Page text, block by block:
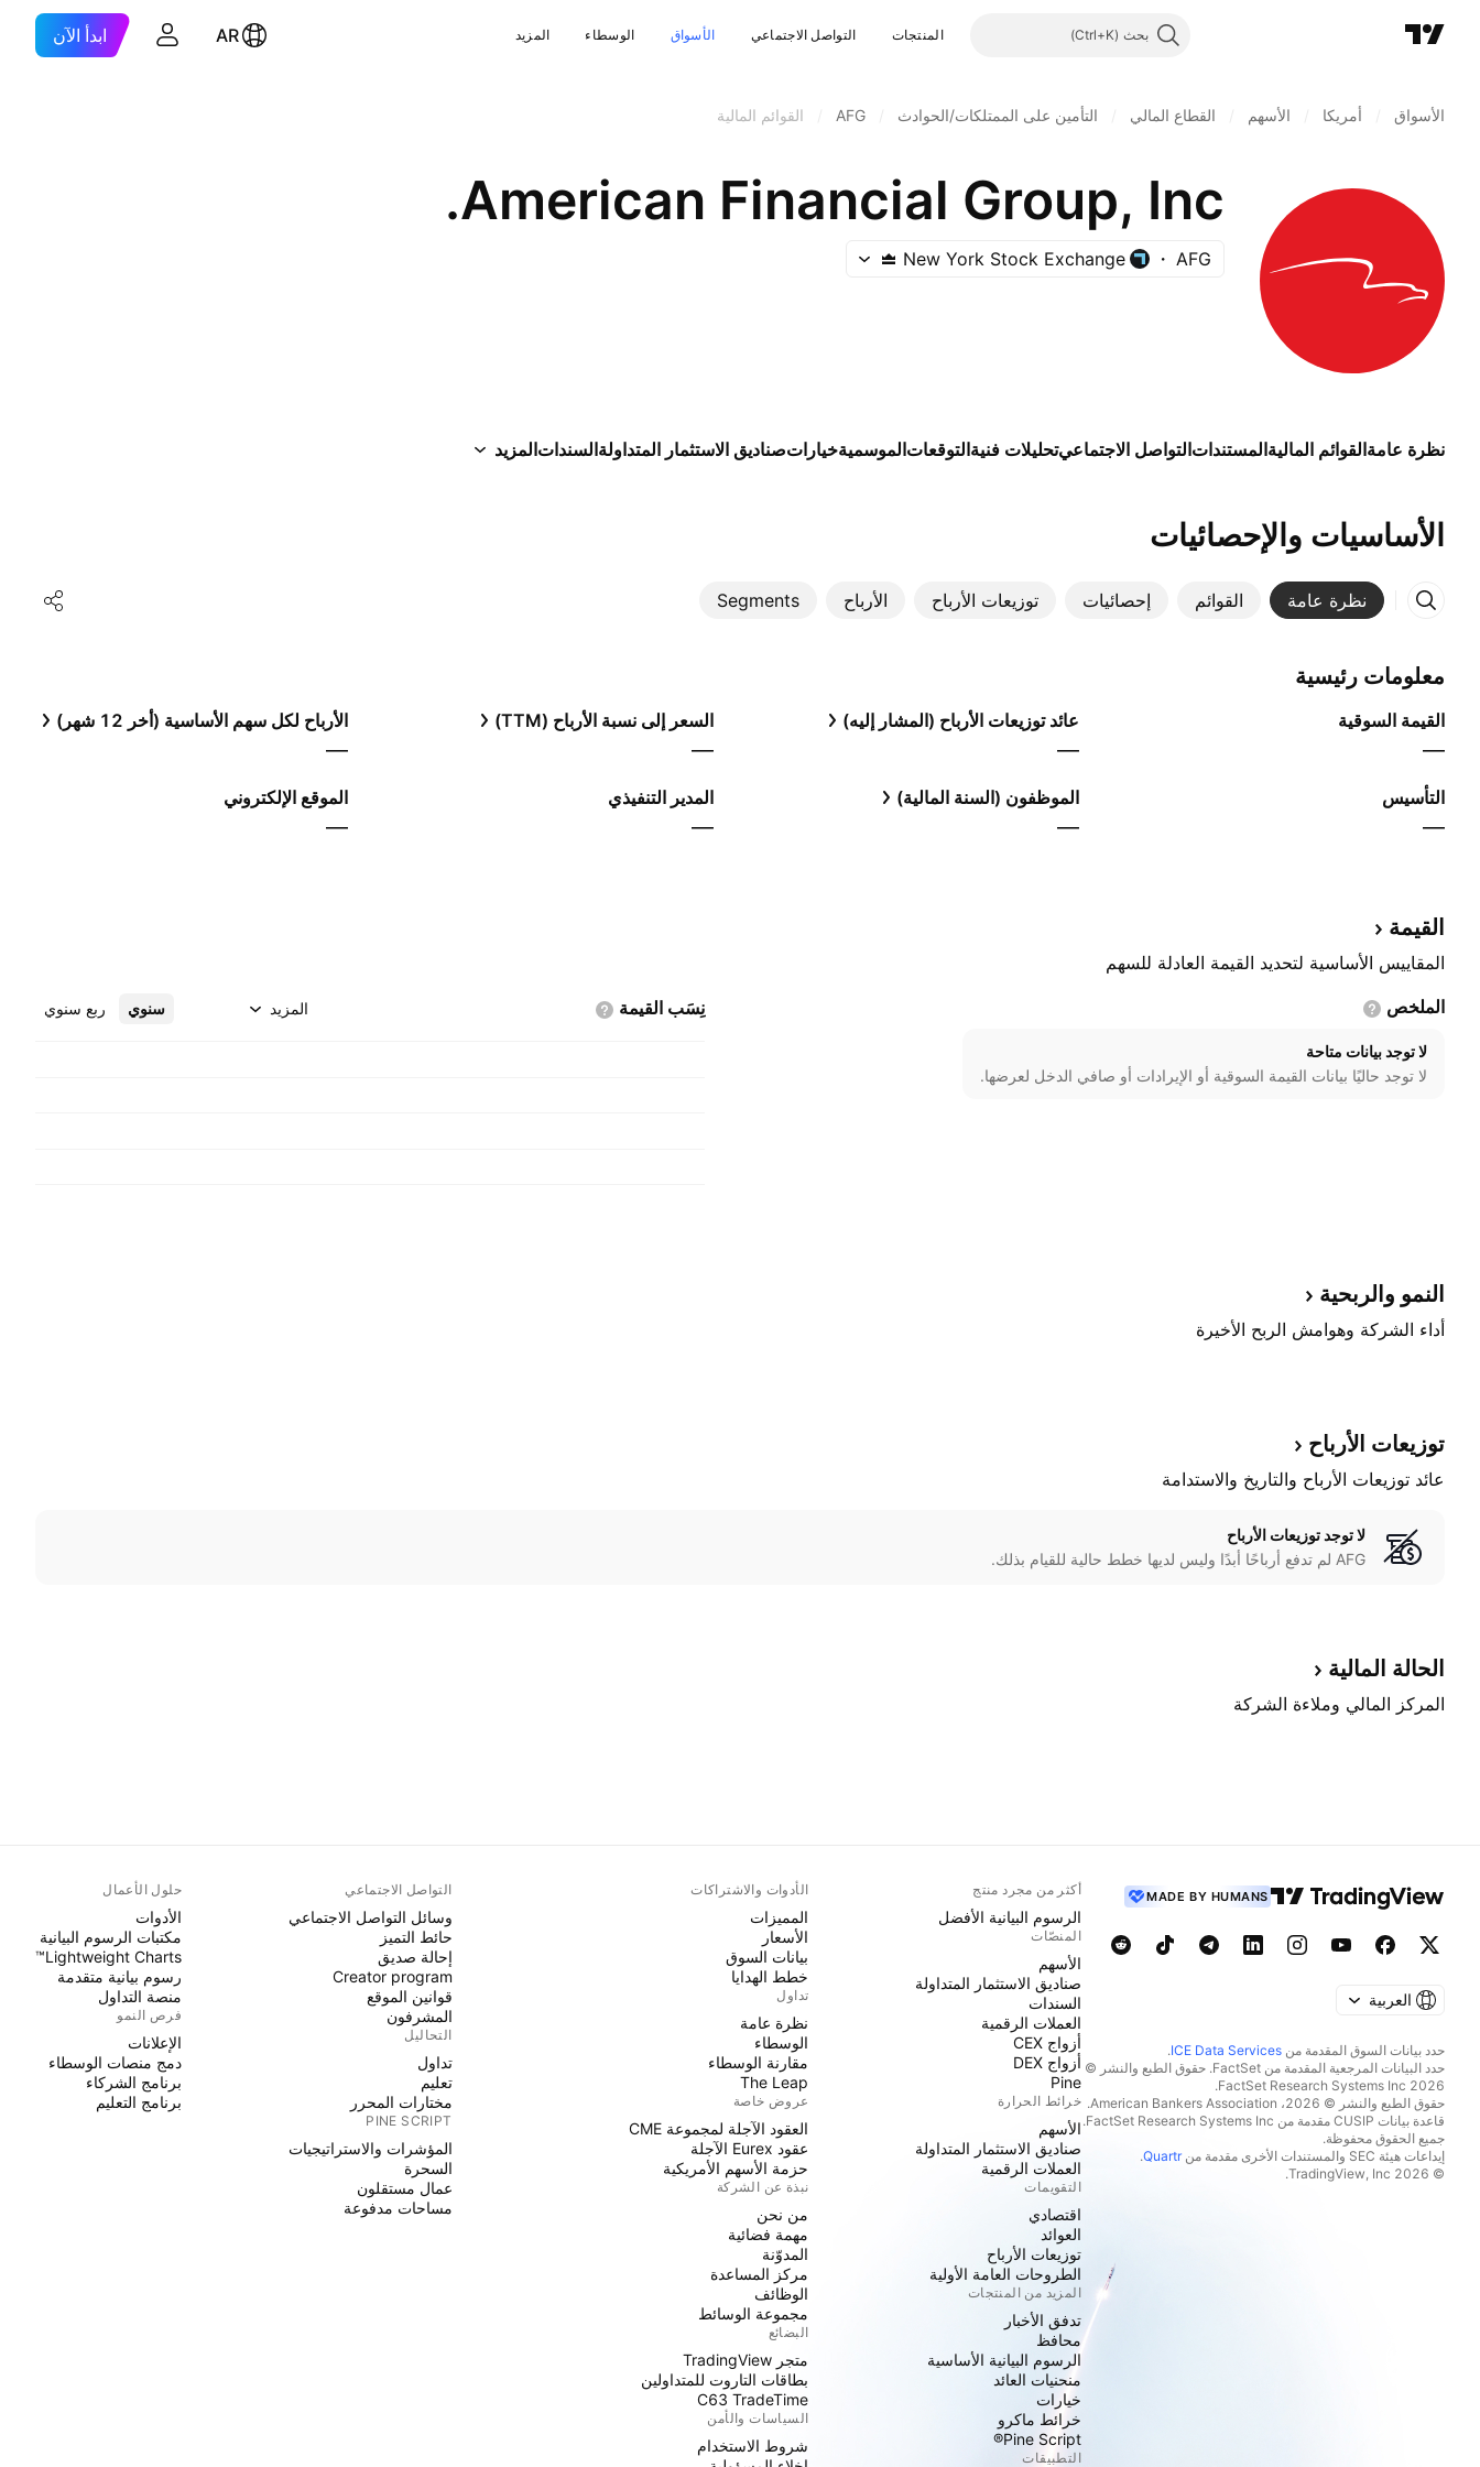
بحث المنتجات التواصل الاجتماعي الأسواق الوسطاء المزيد AR ابدأ الآن
الأسواق أمريكا الأسهم القطاع المالي التأمين على الممتلكات/الحوادث AFG القوائم المالية
American Financial Group, Inc.
AFG
New York Stock Exchange
نظرة عامةالقوائم الماليةالمستنداتالتواصل الاجتماعيتحليلات فنيةالتوقعاتالموسميةخياراتصناديق الاستثمار المتداولةالسنداتالمزيد
الأساسيات والإحصائيات
نظرة عامة القوائم إحصائيات توزيعات الأرباح الأرباح Segments
معلومات رئيسية
القيمة السوقية
—
عائد توزيعات الأرباح (المشار إليه)
—
السعر إلى نسبة الأرباح (TTM)
—
الأرباح لكل سهم الأساسية (أخر 12 شهر)
—
التأسيس
—
الموظفون (السنة المالية)
—
المدير التنفيذي
—
الموقع الإلكتروني
—
القيمة
المقاييس الأساسية لتحديد القيمة العادلة للسهم
الملخص
لا توجد بيانات متاحة
لا توجد حاليًا بيانات القيمة السوقية أو الإيرادات أو صافي الدخل لعرضها.
نِسَب القيمة سنوي ربع سنوي المزيد
النمو والربحية
أداء الشركة وهوامش الربح الأخيرة
توزيعات الأرباح
عائد توزيعات الأرباح والتاريخ والاستدامة
لا توجد توزيعات الأرباح
AFG لم تدفع أرباحًا أبدًا وليس لديها خطط حالية للقيام بذلك.
الحالة المالية
المركز المالي وملاءة الشركة
MADE BY HUMANS
العربية
حدد بيانات السوق المقدمة من ICE Data Services
.
حدد البيانات المرجعية المقدمة من FactSet. حقوق الطبع والنشر ©
2026 FactSet Research Systems Inc.
حقوق الطبع والنشر © 2026، American Bankers Association.
قاعدة بيانات CUSIP مقدمة من FactSet Research Systems Inc.
جميع الحقوق محفوظة.
إيداعات هيئة SEC والمستندات الأخرى مقدمة من
Quartr
.
© 2026 TradingView, Inc.
أكثر من مجرد منتج
الرسوم البيانية الأفضل
المنصّات
الأسهم
صناديق الاستثمار المتداولة
السندات
العملات الرقمية
أزواج CEX
أزواج DEX
Pine
خرائط الحرارة
الأسهم
صناديق الاستثمار المتداولة
العملات الرقمية
التقويمات
اقتصادي
العوائد
توزيعات الأرباح
الطروحات العامة الأولية
المزيد من المنتجات
تدفق الأخبار
محافظ
الرسوم البيانية الأساسية
منحنيات العائد
خيارات
خرائط ماكرو
Pine Script®
التطبيقات
الأدوات والاشتراكات
المميزات
الأسعار
بيانات السوق
خطط الهدايا
تداول
نظرة عامة
الوسطاء
مقارنة الوسطاء
The Leap
عروض خاصة
العقود الآجلة لمجموعة CME
عقود Eurex الآجلة
حزمة الأسهم الأمريكية
نبذة عن الشركة
من نحن
مهمة فضائية
المدوّنة
مركز المساعدة
الوظائف
مجموعة الوسائط
البضائع
متجر TradingView
بطاقات التاروت للمتداولين
C63 TradeTime
السياسات والأمن
شروط الاستخدام
التواصل الاجتماعي
وسائل التواصل الاجتماعي
حائط التميز
إحالة صديق
Creator program
قوانين الموقع
المشرفون
التحاليل
تداول
تعليم
مختارات المحرر
PINE SCRIPT
المؤشرات والاستراتيجيات
السحرة
عمال مستقلون
مساحات مدفوعة
حلول الأعمال
الأدوات
مكتبات الرسوم البيانية
Lightweight Charts™
رسوم بيانية متقدمة
منصة التداول
فرص النمو
الإعلانات
دمج منصات الوسطاء
برنامج الشركاء
برنامج التعليم